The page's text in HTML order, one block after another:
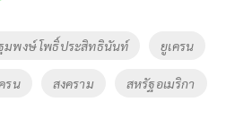
มพงษ์ โพธิ์ประสิทธินันท์ ยูเครน
รน สงคราม สหรัฐอเมริกา